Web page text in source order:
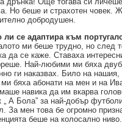
Но беше и страхотен човек.
добродушен.
ли се адаптира към
ми беше трудно, но след
да се каже. Ставаха
Най-любими ми бяха
ги наказвах. Било на
ми бяха абонати на мен и на
навика да им вкарва
„ А Бола” за най-добър
За мен това бе огромно
беше на колосално ниво.